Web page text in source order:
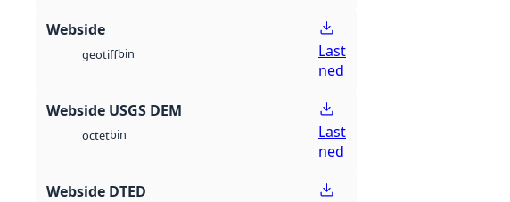
Webside
geotiffbin
Last
ned
Webside USGS DEM
octetbin
Last
ned
Webside DTED